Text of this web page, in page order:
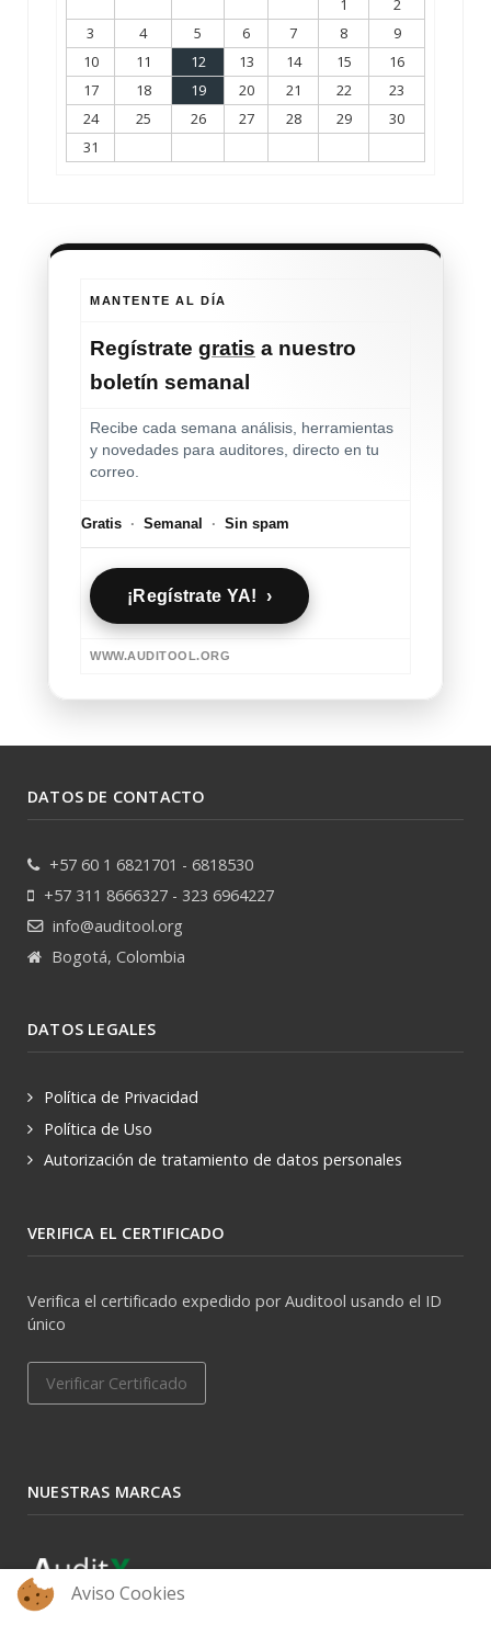
1
2
3
4 5 6 7 8
9
10
11 12 13 14 15
16
17
18 19 20 21 22
23
24
25 26 27 28 29
30
31
MANTENTE AL DÍA
Regístrate gratis a nuestro
boletín semanal
Recibe cada semana análisis, herramientas
y novedades para auditores, directo en tu
correo.
Gratis · Semanal · Sin spam
¡Regístrate YA! ›
WWW.AUDITOOL.ORG
DATOS DE CONTACTO
+57 60 1 6821701 - 6818530
+57 311 8666327 - 323 6964227
info@auditool.org
Bogotá, Colombia
DATOS LEGALES
Política de Privacidad
Política de Uso
Autorización de tratamiento de datos personales
VERIFICA EL CERTIFICADO
Verifica el certificado expedido por Auditool usando el ID
único
Verificar Certificado
NUESTRAS MARCAS
Aviso Cookies